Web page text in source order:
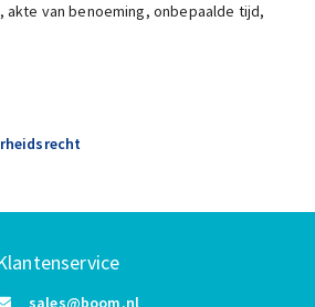
van benoeming, onbepaalde tijd,
sales@boom.nl